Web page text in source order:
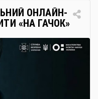
процедурою […]
ОНЛАЙН-
«НА ГАЧОК»